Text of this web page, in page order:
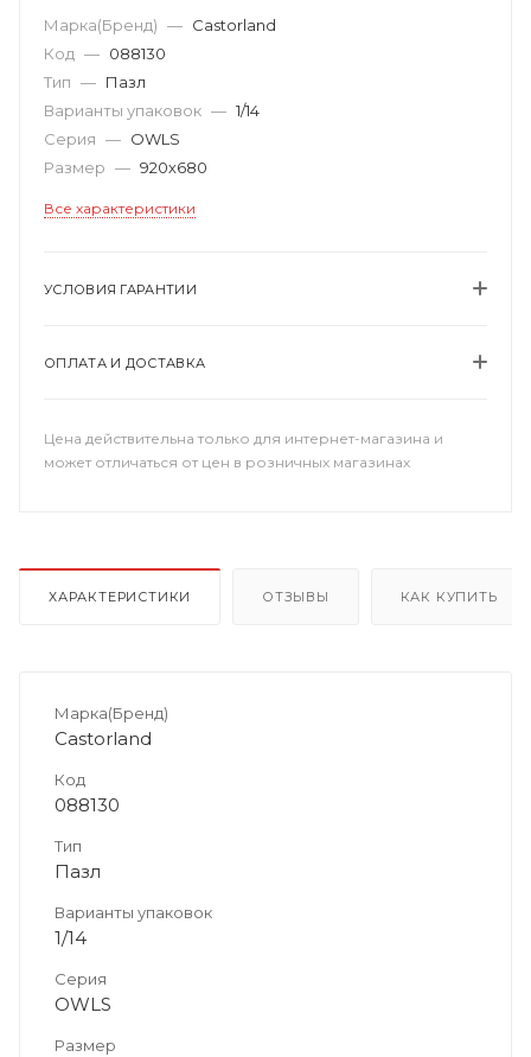
Марка(Бренд) — Castorland
Код — 088130
Тип — Пазл
Варианты упаковок — 1/14
Серия — OWLS
Размер — 920х680
Все характеристики
УСЛОВИЯ ГАРАНТИИ
ОПЛАТА И ДОСТАВКА
Цена действительна только для интернет-магазина и
может отличаться от цен в розничных магазинах
ХАРАКТЕРИСТИКИ ОТЗЫВЫ КАК КУПИТЬ
Марка(Бренд)
Castorland
Код
088130
Тип
Пазл
Варианты упаковок
1/14
Серия
OWLS
Размер